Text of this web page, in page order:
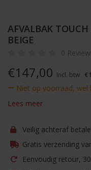
AFVALBAK
BEIGE
0
€147,00 Incl. btw
Niet op voorraad, wel
Lees meer
Veilig achteraf
Gratis verzending
Eenvoudig retour,